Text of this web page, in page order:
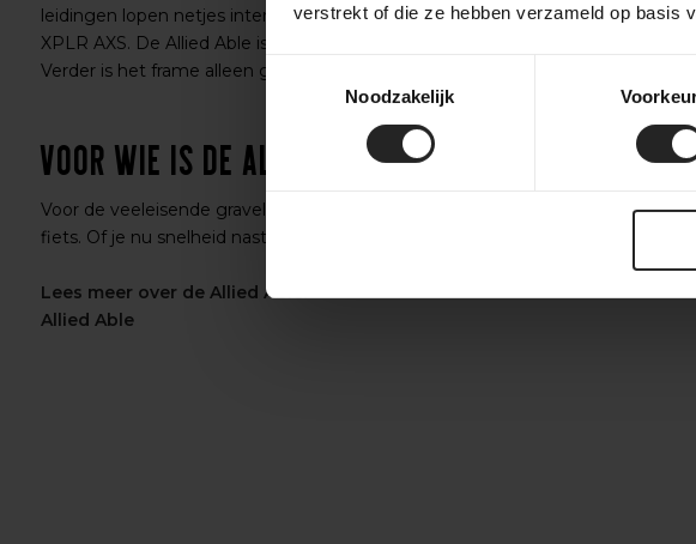
verstrekt of die ze hebben verzameld op basis
Toestemmingsselectie
Noodzakelijk
leidingen lopen netjes intern, klaar voor moderne elektronische groepsets
XPLR AXS. De Allied Able is 1-By only, een voorderailleur kan niet worden
Verder is het frame alleen geschikt voor draadloze groepsets.
Voor wie is de Allied Able?
Voor de veeleisende gravelrijder die zoekt naar een competitieve, veelzijdige
fiets. Of je nu snelheid nastreeft of de zwaarste trails opzoekt, de Able is er
Lees meer over de Allied Able!
Allied Able